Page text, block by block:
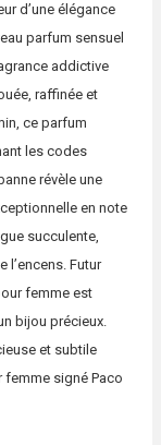
d’une élégance
parfum sensuel
addictive
raffinée et
ce parfum
les codes
révèle une
en note
succulente,
l’encens. Futur
femme est
bijou précieux.
et subtile
femme signé Paco